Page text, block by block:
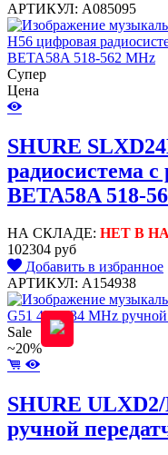
АРТИКУЛ: A085095
Супер
Цена
SHURE
радиосистема
BETA58A 518-
НА СКЛАДЕ: НЕТ В
102304 руб
Добавить в избранное
АРТИКУЛ: A154938
Sale
~20%
SHURE
ручной